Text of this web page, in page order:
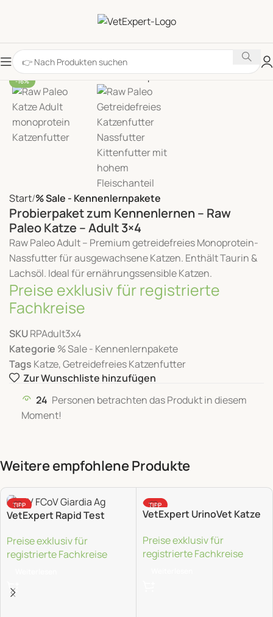
-16%
Start % Sale - Kennenlernpakete
Probierpaket zum Kennenlernen – Raw
Paleo Katze – Adult 3×4
Raw Paleo Adult – Premium getreidefreies Monoprotein-
Nassfutter für ausgewachsene Katzen. Enthält Taurin &
Lachsöl. Ideal für ernährungssensible Katzen.
Preise exklusiv für registrierte
Fachkreise
SKURPAdult3x4
Kategorie % Sale - Kennenlernpakete
Tags Katze,Getreidefreies Katzenfutter
Zur Wunschliste hinzufügen
24 Personen betrachten das Produkt in diesem
Moment!
Weitere empfohlene Produkte
TIPP
VetExpert Rapid Test
Stk
Preise exklusiv für
registrierte Fachkreise
TIPP
VetExpert UrinoVet Katze
Twist-Off
Preise exklusiv für
registrierte Fachkreise